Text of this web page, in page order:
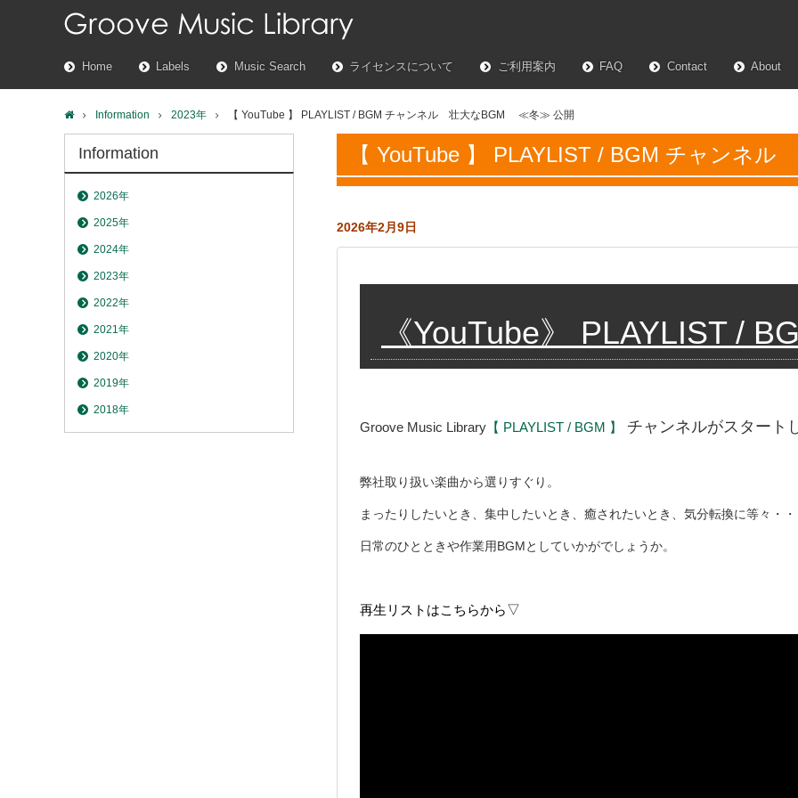
Home Labels Music Search ライセンスについて ご利用案内 FAQ Contact About
Information 2023年 【 YouTube 】 PLAYLIST / BGM チャンネル 壮大なBGM ≪冬≫ 公開
【 YouTube 】 PLAYLIST / BGM チャン
2026年2月9日
《YouTube》 PLAYLIST /
Groove Music Library 【 PLAYLIST / BGM 】 チャンネルがスタート
弊社取り扱い楽曲から選りすぐり。
まったりしたいとき、集中したいとき、癒されたいとき、気分転換に等々・
日常のひとときや作業用BGMとしていかがでしょうか。
再生リストはこちらから▽
Information
2026年
2025年
2024年
2023年
2022年
2021年
2020年
2019年
2018年